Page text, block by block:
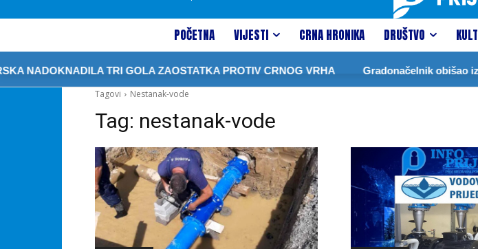
POČETNA VIJESTI CRNA HRONIKA DRUŠTVO
TRI GOLA ZAOSTATKA PROTIV CRNOG VRHA Gradonačelnik obišao
Tagovi
Nestanak-vode
Tag: nestanak-vode